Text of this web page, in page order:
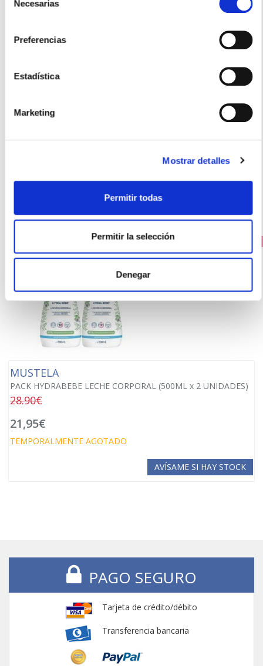
Necesarias
Preferencias
Estadística
Marketing
Mostrar detalles
Permitir todas
Permitir la selección
Denegar
9.15€
7,30€
AVÍSAME SI HAY STOCK
PRECIO ESPECIAL
MUSTELA
PACK HYDRABEBE LECHE CORPORAL (500ML x 2 UNIDADES)
28.90€
21,95€
TEMPORALMENTE AGOTADO
AVÍSAME SI HAY STOCK
PAGO SEGURO
Tarjeta de crédito/débito
Transferencia bancaria